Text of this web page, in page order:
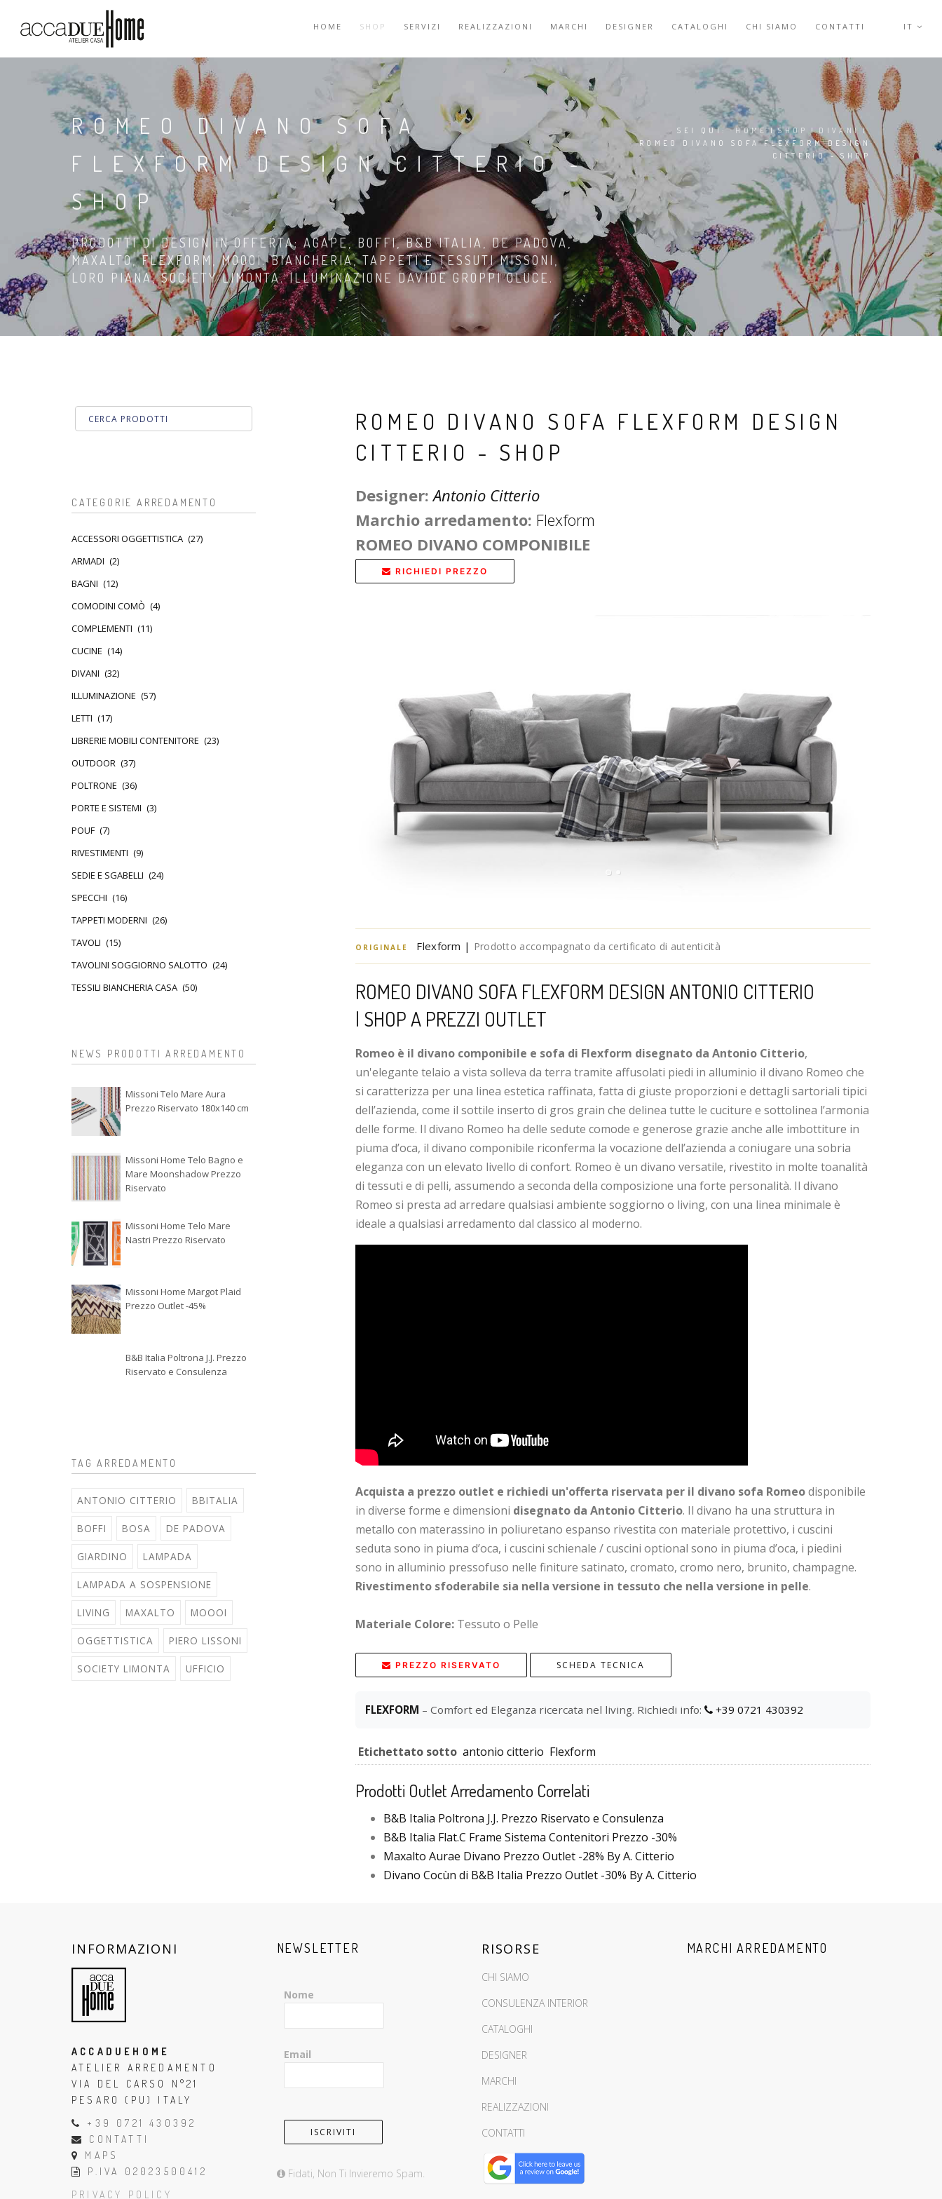
IT
HOME SHOP SERVIZI REALIZZAZIONI MARCHI DESIGNER CATALOGHI CHI SIAMO CONTATTI
ROMEO DIVANO SOFA
FLEXFORM DESIGN CITTERIO -
SHOP
PRODOTTI DI DESIGN IN OFFERTA: AGAPE, BOFFI, B&B ITALIA, DE PADOVA,
MAXALTO, FLEXFORM, MOOOI. BIANCHERIA, TAPPETI E TESSUTI MISSONI,
LORO PIANA, SOCIETY LIMONTA. ILLUMINAZIONE DAVIDE GROPPI OLUCE.
SEI QUI:HOME | SHOP | DIVANI
|
ROMEO DIVANO SOFA FLEXFORM DESIGN
CITTERIO - SHOP
ROMEO DIVANO SOFA FLEXFORM DESIGN
CITTERIO - SHOP
Designer:Antonio Citterio
Marchio arredamento: Flexform
ROMEO DIVANO COMPONIBILE
RICHIEDI PREZZO
ORIGINALE Flexform | Prodotto accompagnato da certificato di autenticità
ROMEO DIVANO SOFA FLEXFORM DESIGN ANTONIO CITTERIO
| SHOP A PREZZI OUTLET
Romeo è il divano componibile e sofa di Flexform disegnato da Antonio Citterio,
un'elegante telaio a vista solleva da terra tramite affusolati piedi in alluminio il divano Romeo che
si caratterizza per una linea estetica raffinata, fatta di giuste proporzioni e dettagli sartoriali tipici
dell’azienda, come il sottile inserto di gros grain che delinea tutte le cuciture e sottolinea l’armonia
delle forme. Il divano Romeo ha delle sedute comode e generose grazie anche alle imbottiture in
piuma d’oca, il divano componibile riconferma la vocazione dell’azienda a coniugare una sobria
eleganza con un elevato livello di confort. Romeo è un divano versatile, rivestito in molte toanalità
di tessuti e di pelli, assumendo a seconda della composizione una forte personalità. Il divano
Romeo si presta ad arredare qualsiasi ambiente soggiorno o living, con una linea minimale è
ideale a qualsiasi arredamento dal classico al moderno.
Acquista a prezzo outlet e richiedi un'offerta riservata per il divano sofa Romeodisponibile
in diverse forme e dimensioni disegnato da Antonio Citterio. Il divano ha una struttura in
metallo con materassino in poliuretano espanso rivestita con materiale protettivo, i cuscini
seduta sono in piuma d’oca, i cuscini schienale / cuscini optional sono in piuma d’oca, i piedini
sono in alluminio pressofuso nelle finiture satinato, cromato, cromo nero, brunito, champagne.
Rivestimento sfoderabile sia nella versione in tessuto che nella versione in pelle.
Materiale Colore: Tessuto o Pelle
PREZZO RISERVATO SCHEDA TECNICA
FLEXFORM – Comfort ed Eleganza ricercata nel living. Richiedi info: +39 0721 430392
Etichettato sotto antonio citterio Flexform
Prodotti Outlet Arredamento Correlati
B&B Italia Poltrona J.J. Prezzo Riservato e Consulenza
B&B Italia Flat.C Frame Sistema Contenitori Prezzo -30%
Maxalto Aurae Divano Prezzo Outlet -28% By A. Citterio
Divano Cocùn di B&B Italia Prezzo Outlet -30% By A. Citterio
CATEGORIE ARREDAMENTO
ACCESSORI OGGETTISTICA (27)
ARMADI (2)
BAGNI (12)
COMODINI COMÒ (4)
COMPLEMENTI (11)
CUCINE (14)
DIVANI (32)
ILLUMINAZIONE (57)
LETTI (17)
LIBRERIE MOBILI CONTENITORE (23)
OUTDOOR (37)
POLTRONE (36)
PORTE E SISTEMI (3)
POUF (7)
RIVESTIMENTI (9)
SEDIE E SGABELLI (24)
SPECCHI (16)
TAPPETI MODERNI (26)
TAVOLI (15)
TAVOLINI SOGGIORNO SALOTTO (24)
TESSILI BIANCHERIA CASA (50)
NEWS PRODOTTI ARREDAMENTO
Missoni Telo Mare Aura
Prezzo Riservato 180x140 cm
Missoni Home Telo Bagno e
Mare Moonshadow Prezzo
Riservato
Missoni Home Telo Mare
Nastri Prezzo Riservato
Missoni Home Margot Plaid
Prezzo Outlet -45%
B&B Italia Poltrona J.J. Prezzo
Riservato e Consulenza
TAG ARREDAMENTO
ANTONIO CITTERIO BBITALIA
BOFFI BOSA DE PADOVA
GIARDINO LAMPADA
LAMPADA A SOSPENSIONE
LIVING MAXALTO MOOOI
OGGETTISTICA PIERO LISSONI
SOCIETY LIMONTA UFFICIO
INFORMAZIONI
ACCADUEHOME
ATELIER ARREDAMENTO
VIA DEL CARSO N°21
PESARO (PU) ITALY
+39 0721 430392
CONTATTI
MAPS
P.IVA 02023500412
PRIVACY POLICY
NEWSLETTER
Nome
Email
Fidati, Non Ti Invieremo Spam.
RISORSE
CHI SIAMO
CONSULENZA INTERIOR
CATALOGHI
DESIGNER
MARCHI
REALIZZAZIONI
CONTATTI
MARCHI ARREDAMENTO